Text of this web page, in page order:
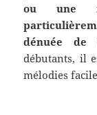
ou une
dénuée de
débutants, il
mélodies